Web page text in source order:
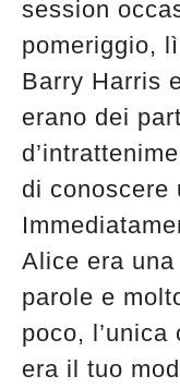
session
pomeriggio,
Barry Harris
erano dei
di conoscere
Alice era
parole e
poco,
era il tuo